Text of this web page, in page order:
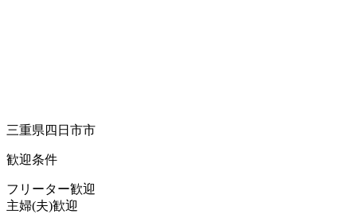
三重県四日市市
歓迎条件
フリーター歓迎
主婦(夫)歓迎